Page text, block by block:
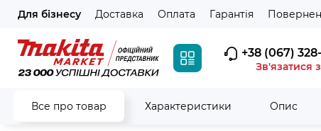
Для бізнесу Доставка Оплата Гарантія
+38 (067)
Зв'язатися
Все про товар Характеристики Опис
Головна Витратні матеріали Бури та долота Бури з